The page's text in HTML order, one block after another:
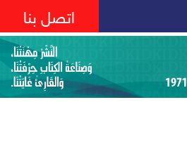
اتصل بنا